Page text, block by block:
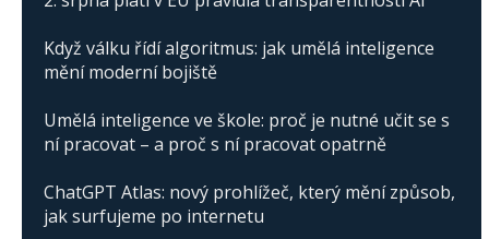
Když válku řídí algoritmus: jak umělá inteligence
mění moderní bojiště
Umělá inteligence ve škole: proč je nutné učit se s
ní pracovat – a proč s ní pracovat opatrně
ChatGPT Atlas: nový prohlížeč, který mění způsob,
jak surfujeme po internetu